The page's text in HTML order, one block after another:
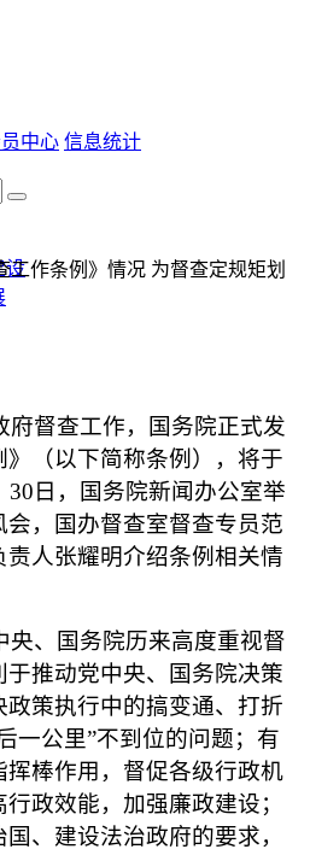
中心 信息统计
设作条例》情况 为督查定规矩划
督查工作，国务院正式发
（以下简称条例），将于
30日，国务院新闻办公室举
，国办督查室督查专员范
人张耀明介绍条例相关情
、国务院历来高度重视督
推动党中央、国务院决策
策执行中的搞变通、打折
一公里”不到位的问题；有
棒作用，督促各级行政机
政效能，加强廉政建设；
、建设法治政府的要求，